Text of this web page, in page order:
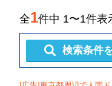
全1件中 1〜1件表
検索条件